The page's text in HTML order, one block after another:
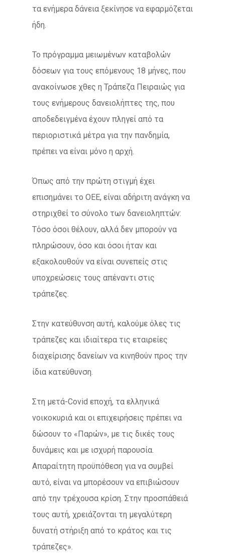
τα ενήμερα δάνεια ξεκίνησε να εφαρμόζεται
ήδη.
Το πρόγραμμα μειωμένων καταβολών
δόσεων για τους επόμενους 18 μήνες, που
ανακοίνωσε χθες η Τράπεζα Πειραιώς για
τους ενήμερους δανειολήπτες της, που
αποδεδειγμένα έχουν πληγεί από τα
περιοριστικά μέτρα για την πανδημία,
πρέπει να είναι μόνο η αρχή.
Όπως από την πρώτη στιγμή έχει
επισημάνει το ΟΕΕ, είναι αδήριτη ανάγκη να
στηριχθεί το σύνολο των δανειοληπτών:
Τόσο όσοι θέλουν, αλλά δεν μπορούν να
πληρώσουν, όσο και όσοι ήταν και
εξακολουθούν να είναι συνεπείς στις
υποχρεώσεις τους απέναντι στις
τράπεζες.
Στην κατεύθυνση αυτή, καλούμε όλες τις
τράπεζες και ιδιαίτερα τις εταιρείες
διαχείρισης δανείων να κινηθούν προς την
ίδια κατεύθυνση.
Στη μετά-Covid εποχή, τα ελληνικά
νοικοκυριά και οι επιχειρήσεις πρέπει να
δώσουν το «Παρών», με τις δικές τους
δυνάμεις και με ισχυρή παρουσία.
Απαραίτητη προϋπόθεση για να συμβεί
αυτό, είναι να μπορέσουν να επιβιώσουν
από την τρέχουσα κρίση. Στην προσπάθειά
τους αυτή, χρειάζονται τη μεγαλύτερη
δυνατή στήριξη από το κράτος και τις
τράπεζες».